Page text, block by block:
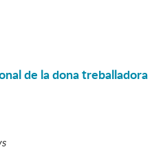
de la dona treballadora